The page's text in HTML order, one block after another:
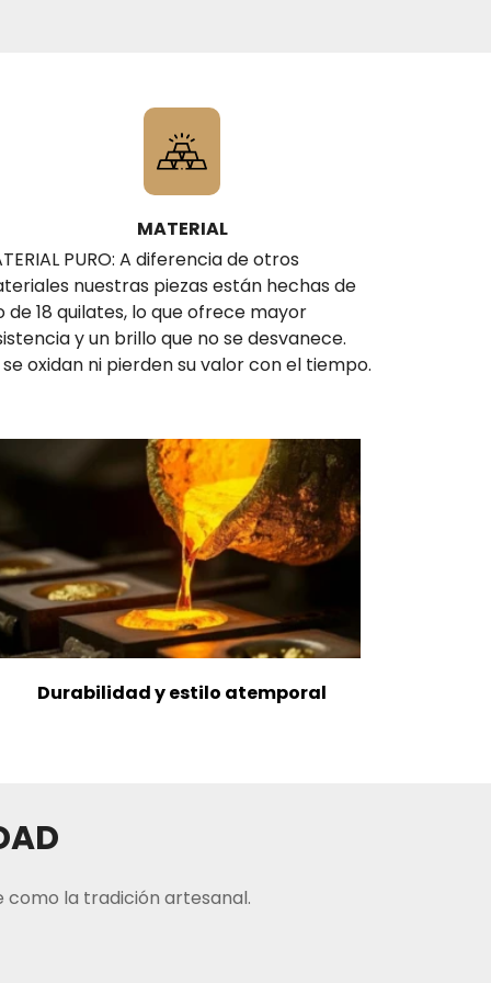
MATERIAL
PURO: A diferencia de otros
nuestras piezas están hechas de
de 18 quilates, lo que ofrece mayor
y un brillo que no se desvanece.
se oxidan ni pierden su valor con el tiempo.
Durabilidad y estilo atemporal
la tradición artesanal.